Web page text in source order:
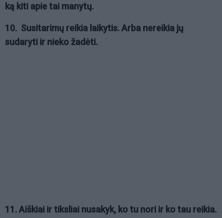
ką kiti apie tai manytų.
10. Susitarimų reikia laikytis. Arba nereikia jų
sudaryti ir nieko žadėti.
11. Aiškiai ir tiksliai nusakyk, ko tu nori ir ko tau reikia.